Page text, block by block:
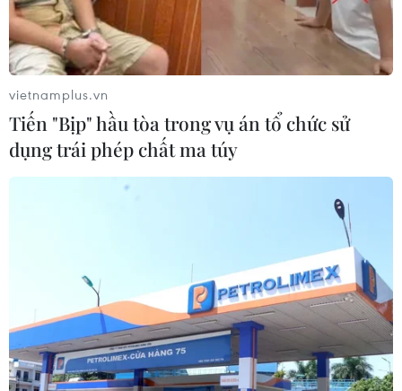
#Video deepfake
#Cuộc gọi lừa đảo deepfake
#Công nghệ deepfake
vietnamplus.vn
Tiến "Bịp" hầu tòa trong vụ án tổ chức sử
dụng trái phép chất ma túy